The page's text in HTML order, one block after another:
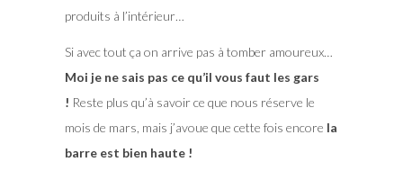
produits à l’intérieur…
Si avec tout ça on arrive pas à tomber amoureux…
Moi je ne sais pas ce qu’il vous faut les gars
! Reste plus qu’à savoir ce que nous réserve le
mois de mars, mais j’avoue que cette fois encore la
barre est bien haute !